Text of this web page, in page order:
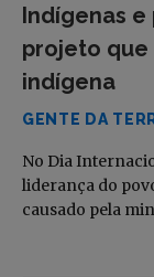
Indígenas
projeto
indígena
GENTE DA
No Dia
liderança do
causado pela